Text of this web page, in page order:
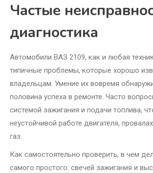
Частые
диагностика
Автомобили ВАЗ 2109, как и любая
типичные проблемы, которые хорошо
владельцам. Умение их вовремя
половина успеха в ремонте. Часто
системой зажигания и подачи топлива,
неустойчивой работе двигателя,
газ.
Как самостоятельно проверить, в чем
самого простого: свечей зажигания и